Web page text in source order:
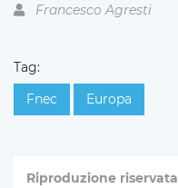
Francesco Agresti
Tag:
Fnec
Europa
Riproduzione riservata